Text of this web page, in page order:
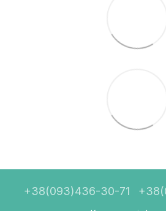
+38(093)436-30-71